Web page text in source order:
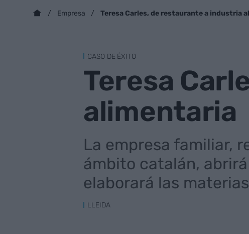
Empresa Teresa Carles, de restaurante a industria
CASO DE ÉXITO
Teresa
alimentaria
La empresa familiar,
ámbito catalán,
elaborará las
LLEIDA